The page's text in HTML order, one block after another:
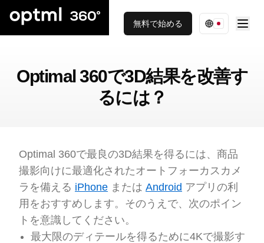
無料で始める
Optimal 360で3D結果を改善す
るには？
Optimal 360で最良の3D結果を得るには、商品
撮影向けに最適化されたオートフォーカスカメ
ラを備える iPhone または Android アプリの利
用をおすすめします。そのうえで、次のポイン
トを意識してください。
最大限のディテールを得るために4Kで撮影す